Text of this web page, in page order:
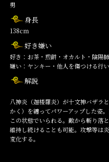
男
身長
138cm
好き嫌い
好き：お茶・煎餅・オカルト・陰陽
嫌い：ヤンキー・他人を傷つける行い
解説
八神炎（迦楼羅炎）が十文神バザラ
かく）を纏ってパワーアップした姿
この状態でいられる。敵から斬り落
維持し続けることも可能。攻撃等は
変化する。